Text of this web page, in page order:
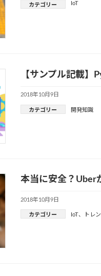
カテゴリー IoT
【サンプル記載
2018年10月9日
カテゴリー 開発知識
本当に安全？Uber
2018年10月9日
カテゴリー IoT 、 トレ